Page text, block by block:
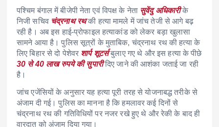
पश्चिम बंगाल में बीजेपी नेता एवं विपक्ष के नेता सुवेंदु अधिकारीके
निजी सचिव चंद्रनाथ रथकी हत्या मामले में जांच तेजी से आगे बढ़
रही है। अब इस हाई-प्रोफाइल हत्याकांड को लेकर बड़ा खुलासा
सामने आया है। पुलिस सूत्रों के मुताबिक, चंद्रनाथ रथ की हत्या के
लिए बिहार से दो पेशेवर शार्प शूटर्सबुलाए गए थे और इस हत्या के पीछे
30 से 40 लाख रुपये की सुपारीदिए जाने की आशंका जताई जा रही
है।
जांच एजेंसियों के अनुसार यह हत्या पूरी तरह से योजनाबद्ध तरीके से
अंजाम दी गई। पुलिस का मानना है कि हमलावर कई दिनों से
चंद्रनाथ रथ की गतिविधियों पर नजर रखे हुए थे और रेकी के बाद ही
वारदात को अंजाम दिया गया।